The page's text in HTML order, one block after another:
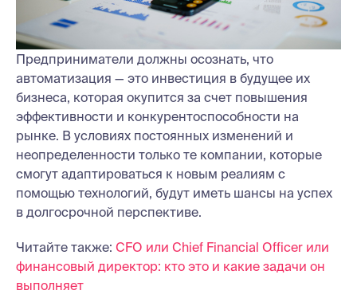
Предприниматели должны осознать, что
автоматизация — это инвестиция в будущее их
бизнеса, которая окупится за счет повышения
эффективности и конкурентоспособности на
рынке. В условиях постоянных изменений и
неопределенности только те компании, которые
смогут адаптироваться к новым реалиям с
помощью технологий, будут иметь шансы на успех
в долгосрочной перспективе.
Читайте также: CFO или Chief Financial Officer или
финансовый директор: кто это и какие задачи он
выполняет